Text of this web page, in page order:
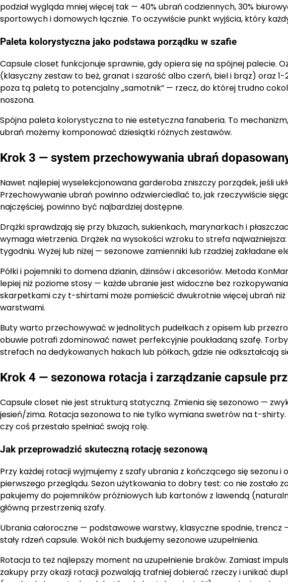
podział wygląda mniej więcej tak — 40% ubrań codziennych, 30%
sportowych i domowych łącznie. To oczywiście punkt wyjścia, który
Paleta kolorystyczna jako podstawa porządku w szafie
Capsule closet funkcjonuje sprawnie, gdy opiera się na spójnej palecie.
(klasyczny zestaw to beż, granat i szarość albo czerń, biel i brąz) oraz
poza tą paletą to potencjalny „samotnik” — rzecz, do której trudno
noszona.
Spójna paleta kolorystyczna to nie estetyczna fanaberia. To
ubrań możemy komponować dziesiątki różnych zestawów.
Krok 3 — system przechowywania ubrań
Nawet najlepiej wyselekcjonowana garderoba zniszczy porządek, jeśli
Przechowywanie ubrań powinno odzwierciedlać to, jak rzeczywiście
najczęściej, powinno być najbardziej dostępne.
Drążki sprawdzają się przy bluzach, sukienkach, marynarkach i
wymaga wietrzenia. Drążek na wysokości wzroku to strefa
tygodniu. Wyżej lub niżej — sezonowe zamienniki lub rzadziej zakładane
Półki i pojemniki to domena dzianin, dżinsów i akcesoriów. Metoda
lepiej niż poziome stosy — każde ubranie jest widoczne bez
skarpetkami czy t-shirtami może pomieścić dwukrotnie więcej ubrań
warstwami.
Buty warto przechowywać w jednolitych pudełkach z opisem lub
obuwie potrafi zdominować nawet perfekcyjnie poukładaną szafę.
strefach na dedykowanych hakach lub półkach, gdzie nie odkształcają
Krok 4 — sezonowa rotacja i zarządzanie capsule
Capsule closet nie jest strukturą statyczną. Zmienia się sezonowo —
jesień/zima. Rotacja sezonowa to nie tylko wymiana swetrów na t-
czy coś przestało spełniać swoją rolę.
Jak przeprowadzić skuteczną rotację sezonową
Przy każdej rotacji wyjmujemy z szafy ubrania z kończącego się sezonu
pierwszego przeglądu. Sezon użytkowania to dobry test: co nie zostało
pakujemy do pojemników próżniowych lub kartonów z lawendą
główną przestrzenią szafy.
Ubrania całoroczne — podstawowe warstwy, klasyczne spodnie, trencz
stały rdzeń capsule. Wokół nich budujemy sezonowe uzupełnienia.
Rotacja to też najlepszy moment na uzupełnienie braków. Zamiast
zakupy przy okazji rotacji pozwalają trafniej dobierać rzeczy i unikać